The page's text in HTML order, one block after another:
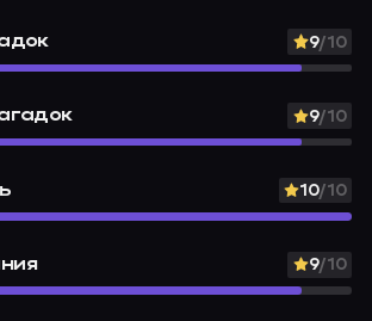
9/10
9/10
10/10
9/10